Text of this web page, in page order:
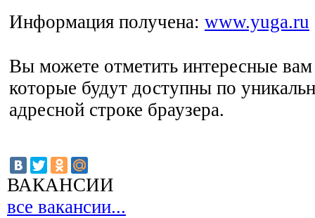
Информация получена: www.yuga.ru
Вы можете отметить интересные
которые будут доступны по
адресной строке браузера.
ВАКАНСИИ
все вакансии...